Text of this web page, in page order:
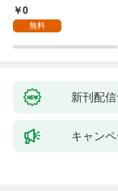
り！？(1)
0
無料
新刊配
キャン